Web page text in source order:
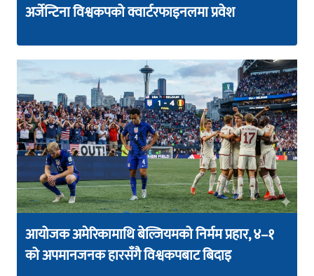
अर्जेन्टिना विश्वकपको क्वार्टरफाइनलमा प्रवेश
आयोजक अमेरिकामाथि बेल्जियमको निर्मम प्रहार, ४–१
को अपमानजनक हारसँगै विश्वकपबाट बिदाइ